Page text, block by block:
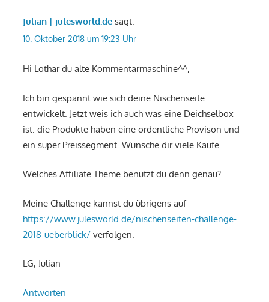
Julian | julesworld.de sagt:
10. Oktober 2018 um 19:23 Uhr
Hi Lothar du alte Kommentarmaschine^^,
Ich bin gespannt wie sich deine Nischenseite
entwickelt. Jetzt weis ich auch was eine Deichselbox
ist. die Produkte haben eine ordentliche Provison und
ein super Preissegment. Wünsche dir viele Käufe.
Welches Affiliate Theme benutzt du denn genau?
Meine Challenge kannst du übrigens auf
https://www.julesworld.de/nischenseiten-challenge-
2018-ueberblick/verfolgen.
LG, Julian
Antworten